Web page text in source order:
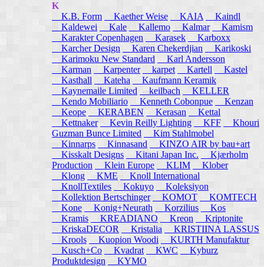
K
K.B. Form
Kaether Weise KAIA
Kaindl
Kaldewei
Kale Kallemo Kalmar
Kamism
Karakter Copenhagen
Karasek
Karboxx
Karcher Design
Karen Chekerdjian
Karikoski
Karimoku New Standard
Karl Andersson
Karman
Karpenter karpet Kartell
Kastel
Kasthall
Kateha
Kaufmann Keramik
Kaynemaile Limited keilbach
KELLER
Kendo Mobiliario
Kenneth Cobonpue
Kenzan
Keope
KERABEN Kerasan
Kettal
Kettnaker Kevin Reilly Lighting KFF
Khouri
Guzman Bunce Limited
Kim Stahlmobel
Kinnarps
Kinnasand
KINZO AIR by bau+art
Kisskalt Designs
Kitani Japan Inc.
Kjærholm
Production
Klein Europe KLIM
Klober
Klong
KME
Knoll International
KnollTextiles
Kokuyo
Koleksiyon
Kollektion Bertschinger KOMOT
KOMTECH
Kone
Konig+Neurath Korzilius
Kos
Kramis
KREADIANO Kreon
Kriptonite
KriskaDECOR
Kristalia
KRISTIINA LASSUS
Krools
Kuopion Woodi
KURTH Manufaktur
Kusch+Co
Kvadrat KWC
Kyburz
Produktdesign
KYMO